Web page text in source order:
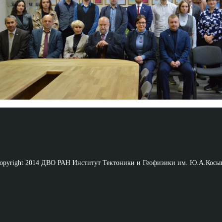
2014 ДВО РАН Институт Тектоники и Геофизики им.